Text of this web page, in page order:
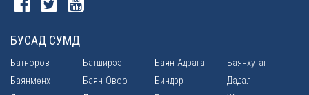
БУСАД СУМД
Батноров Батширээт Баян-Адрага
Баянхутаг
Баянмөнх
Баян-Овоо Биндэр
Дадал